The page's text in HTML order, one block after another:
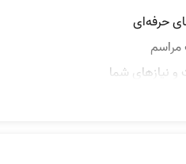
حرفه‌ای
و نیازهای شما
در قم